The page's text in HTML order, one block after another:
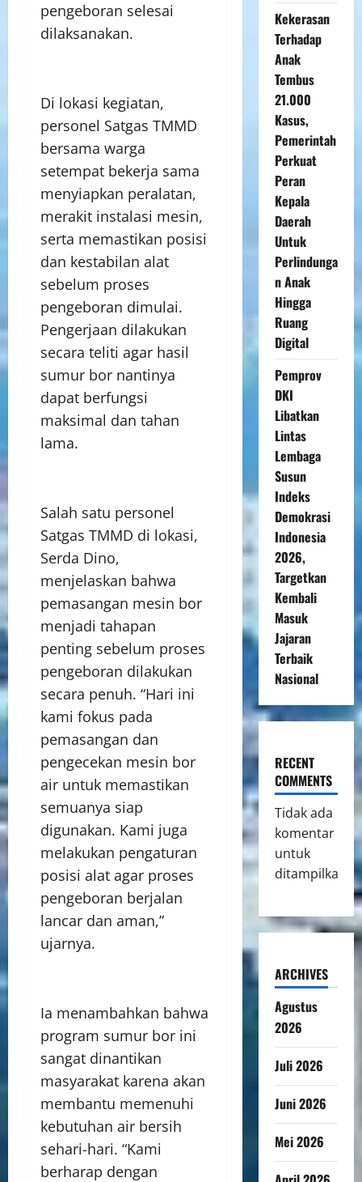
pengeboran selesai
dilaksanakan.
Di lokasi kegiatan,
personel Satgas TMMD
bersama warga
setempat bekerja sama
menyiapkan peralatan,
merakit instalasi mesin,
serta memastikan posisi
dan kestabilan alat
sebelum proses
pengeboran dimulai.
Pengerjaan dilakukan
secara teliti agar hasil
sumur bor nantinya
dapat berfungsi
maksimal dan tahan
lama.
Salah satu personel
Satgas TMMD di lokasi,
Serda Dino,
menjelaskan bahwa
pemasangan mesin bor
menjadi tahapan
penting sebelum proses
pengeboran dilakukan
secara penuh. “Hari ini
kami fokus pada
pemasangan dan
pengecekan mesin bor
air untuk memastikan
semuanya siap
digunakan. Kami juga
melakukan pengaturan
posisi alat agar proses
pengeboran berjalan
lancar dan aman,”
ujarnya.
Ia menambahkan bahwa
program sumur bor ini
sangat dinantikan
masyarakat karena akan
membantu memenuhi
kebutuhan air bersih
sehari-hari. “Kami
berharap dengan
Kekerasan
Terhadap
Anak
Tembus
21.000
Kasus,
Pemerintah
Perkuat
Peran
Kepala
Daerah
Untuk
Perlindunga
n Anak
Hingga
Ruang
Digital
Pemprov
DKI
Libatkan
Lintas
Lembaga
Susun
Indeks
Demokrasi
Indonesia
2026,
Targetkan
Kembali
Masuk
Jajaran
Terbaik
Nasional
RECENT
COMMENTS
Tidak ada
komentar
untuk
ditampilkan.
ARCHIVES
Agustus
2026
Juli 2026
Juni 2026
Mei 2026